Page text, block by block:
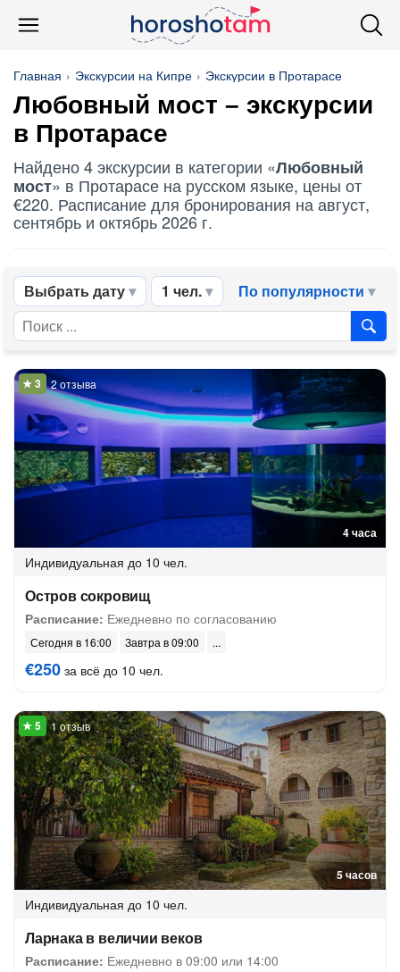
Главная Экскурсии на Кипре Экскурсии в Протарасе
Любовный мост – экскурсии
в Протарасе
Найдено 4 экскурсии в категории «Любовный
мост» в Протарасе на русском языке, цены от
€220. Расписание для бронирования на август,
сентябрь и октябрь 2026 г.
Выбрать дату 1 чел. По популярности
4 часа
2 отзыва
Индивидуальная до 10 чел.
Остров сокровищ
Расписание: Ежедневно по согласованию
Сегодня в 16:00 Завтра в 09:00
€250 за всё до 10 чел.
5 часов
1 отзыв
Индивидуальная до 10 чел.
Ларнака в величии веков
Расписание: Ежедневно в 09:00 или 14:00